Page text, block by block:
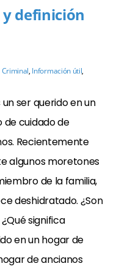
y definición
Criminal, Información útil,
un ser querido en un
cuidado de
Recientemente
algunos moretones
de la familia,
deshidratado. ¿Son
significa
en un hogar de
de ancianos